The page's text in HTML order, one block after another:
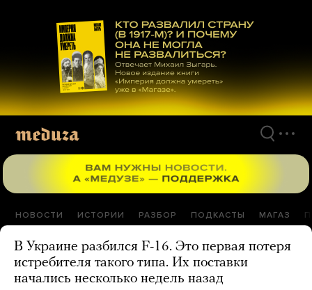
материалам
НОВОСТИ ИСТОРИИ РАЗБОР ПОДКАСТЫ МАГАЗ
В Украине разбился F-16. Это первая потеря
истребителя такого типа. Их поставки
начались несколько недель назад